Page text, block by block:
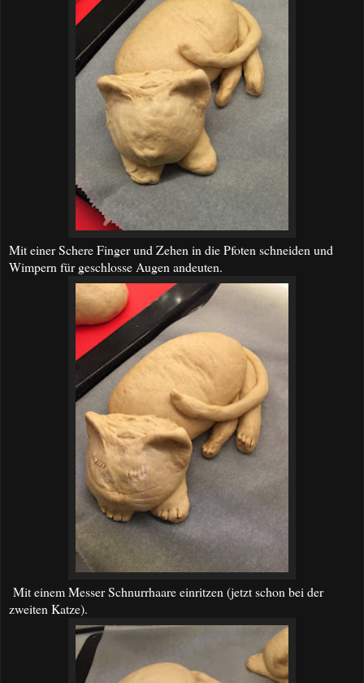
Mit einer Schere Finger und Zehen in die Pfoten schneiden und
Wimpern für geschlosse Augen andeuten.
Mit einem Messer Schnurrhaare einritzen (jetzt schon bei der
zweiten Katze).